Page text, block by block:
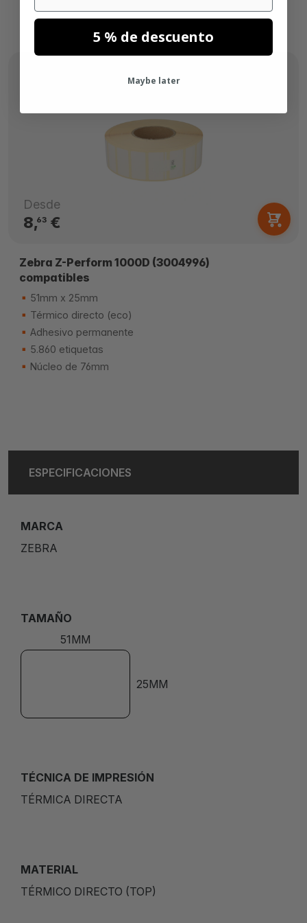
Desde
8,63€
Zebra Z-Perform 1000D (3004996)
compatibles
51mm x 25mm
Térmico directo (eco)
Adhesivo permanente
5.860 etiquetas
Núcleo de 76mm
ESPECIFICACIONES
MARCA
ZEBRA
TAMAÑO
51MM
25MM
TÉCNICA DE IMPRESIÓN
TÉRMICA DIRECTA
MATERIAL
TÉRMICO DIRECTO (TOP)
5 % de descuento
Maybe later